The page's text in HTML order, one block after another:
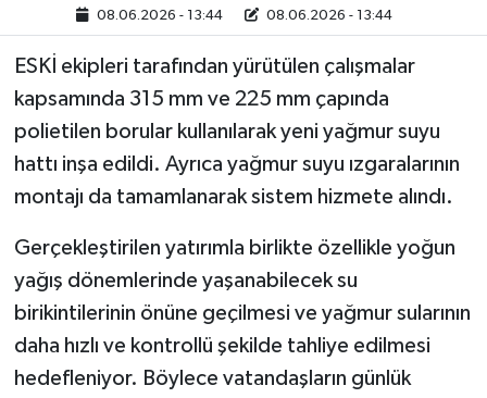
08.06.2026 - 13:44 08.06.2026 - 13:44
ESKİ ekipleri tarafından yürütülen çalışmalar
kapsamında 315 mm ve 225 mm çapında
polietilen borular kullanılarak yeni yağmur suyu
hattı inşa edildi. Ayrıca yağmur suyu ızgaralarının
montajı da tamamlanarak sistem hizmete alındı.
Gerçekleştirilen yatırımla birlikte özellikle yoğun
yağış dönemlerinde yaşanabilecek su
birikintilerinin önüne geçilmesi ve yağmur sularının
daha hızlı ve kontrollü şekilde tahliye edilmesi
hedefleniyor. Böylece vatandaşların günlük